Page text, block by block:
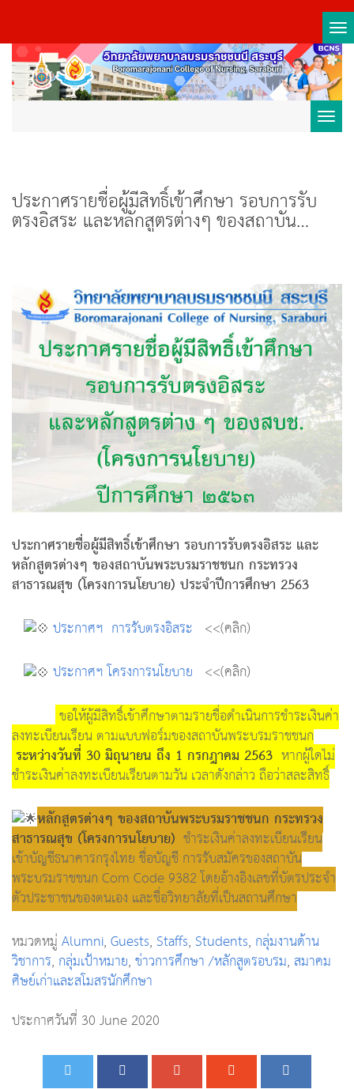
ประกาศรายชื่อผู้มีสิทธิ์เข้าศึกษา รอบการรับ
ตรงอิสระ และหลักสูตรต่างๆ ของสถาบัน
พระบรมราชชนก กระทรวงสาธารณสุข
ประกาศรายชื่อผู้มีสิทธิ์เข้าศึกษา รอบการรับตรงอิสระ และ
หลักสูตรต่างๆ ของสถาบันพระบรมราชชนก กระทรวง
สาธารณสุข (โครงการนโยบาย) ประจำปีการศึกษา 2563
ประกาศฯ การรับตรงอิสระ <<(คลิก)
ประกาศฯ โครงการนโยบาย <<(คลิก)
ขอให้ผู้มีสิทธิ์เข้าศึกษาตามรายชื่อดำเนินการชำระเงินค่า
ลงทะเบียนเรียน ตามแบบฟอร์มของสถาบันพระบรมราชชนก
ระหว่างวันที่ 30 มิถุนายน ถึง 1 กรกฎาคม 2563 หากผู้ใดไม่
ชำระเงินค่าลงทะเบียนเรียนตามวัน เวลาดังกล่าว ถือว่าสละสิทธิ์
หลักสูตรต่างๆ ของสถาบันพระบรมราชชนก กระทรวง
สาธารณสุข (โครงการนโยบาย) ชำระเงินค่าลงทะเบียนเรียน
เข้าบัญชีธนาคารกรุงไทย ชื่อบัญชี การรับสมัครของสถาบัน
พระบรมราชชนก Com Code 9382 โดยอ้างอิงเลขที่บัตรประจำ
ตัวประชาชนของตนเอง และชื่อวิทยาลัยที่เป็นสถานศึกษา
หมวดหมู่Alumni,Guests,Staffs,Students, กลุ่มงานด้าน
วิชาการ, กลุ่มเป้าหมาย,ข่าวการศึกษา /หลักสูตรอบรม,สมาคม
ศิษย์เก่าและสโมสรนักศึกษา
ประกาศวันที่ 30 June 2020